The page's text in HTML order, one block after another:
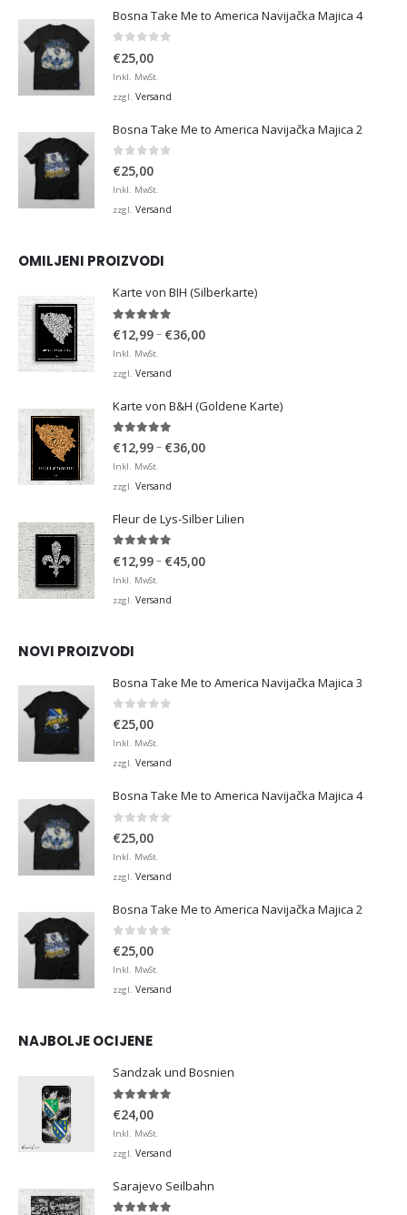
Bosna Take Me to America Navijačka Majica 4
€25,00
Inkl. MwSt.
zzgl. Versand
Bosna Take Me to America Navijačka Majica 2
0 von 5
€25,00
Inkl. MwSt.
zzgl. Versand
OMILJENI PROIZVODI
Karte von BIH (Silberkarte)
€12,99– €36,00Preisspanne:
Inkl. MwSt.
zzgl. Versand
Karte von B&H (Goldene Karte)
4.98von 5
€12,99– €36,00Preisspanne:
Inkl. MwSt.
zzgl. Versand
Fleur de Lys-Silber Lilien
€12,99– €45,00Preisspanne:
Inkl. MwSt.
zzgl. Versand
NOVI PROIZVODI
Bosna Take Me to America Navijačka Majica 3
0 von 5
€25,00
Inkl. MwSt.
zzgl. Versand
Bosna Take Me to America Navijačka Majica 4
€25,00
Inkl. MwSt.
zzgl. Versand
Bosna Take Me to America Navijačka Majica 2
0 von 5
€25,00
Inkl. MwSt.
zzgl. Versand
NAJBOLJE OCIJENE
Sandzak und Bosnien
€24,00
Inkl. MwSt.
zzgl. Versand
Sarajevo Seilbahn